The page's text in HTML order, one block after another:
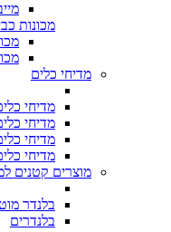
מכונות
מדיחי כלים
מדיחי
מדיחי
מדיחי
מדיחי
מוצרים קטנים
בלנדר
בלנדרים